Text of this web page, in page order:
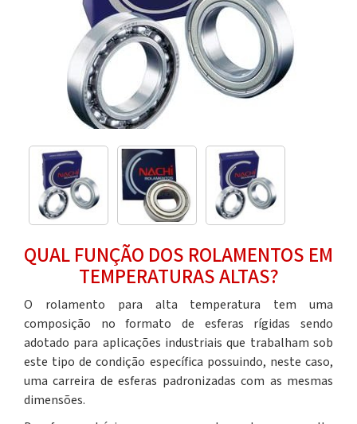
QUAL FUNÇÃO DOS ROLAMENTOS EM
TEMPERATURAS ALTAS?
O rolamento para alta temperatura tem uma
composição no formato de esferas rígidas sendo
adotado para aplicações industriais que trabalham sob
este tipo de condição específica possuindo, neste caso,
uma carreira de esferas padronizadas com as mesmas
dimensões.